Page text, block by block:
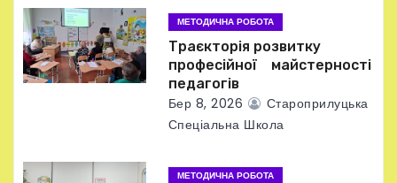
і
в
МЕТОДИЧНА РОБОТА
Траєкторія розвитку
професійної майстерності
педагогів
Бер 8, 2026
Староприлуцька
Спеціальна Школа
МЕТОДИЧНА РОБОТА